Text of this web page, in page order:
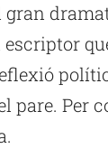
gran
pare. Per